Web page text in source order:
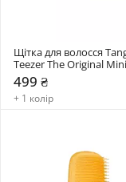
Щітка для волосся
Teezer The Original Mini
499 ₴
+ 1 колір